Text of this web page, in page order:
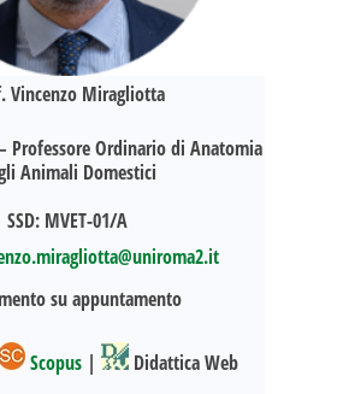
Vincenzo Miragliotta
Professore Ordinario di Anatomia
Animali Domestici
SSD: MVET-01/A
su appuntamento
Scopus | Didattica Web